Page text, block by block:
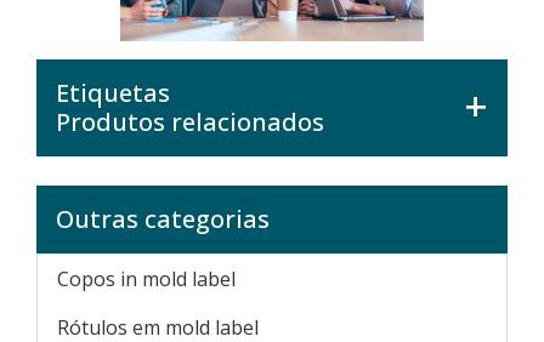
Etiquetas
Produtos relacionados
Outras categorias
Copos in mold label
Rótulos em mold label